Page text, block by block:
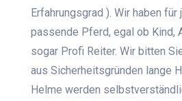
Erfahrungsgrad ). Wir haben für
passende Pferd, egal ob Kind,
sogar Profi Reiter. Wir bitten
aus Sicherheitsgründen lange
Helme werden